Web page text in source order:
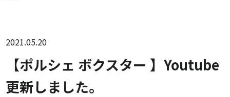
2021.05.20
【ポルシェ ボクスター 】Youtube
更新しました。